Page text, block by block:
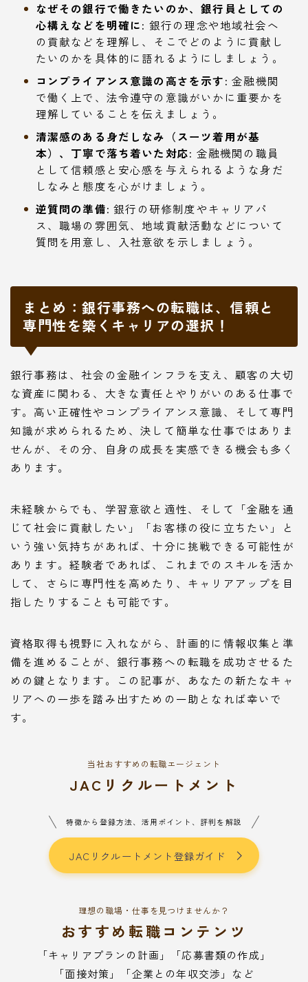
なぜその銀行で働きたいのか、銀行員としての
心構えなどを明確に: 銀行の理念や地域社会へ
の貢献などを理解し、そこでどのように貢献し
たいのかを具体的に語れるようにしましょう。
コンプライアンス意識の高さを示す: 金融機関
で働く上で、法令遵守の意識がいかに重要かを
理解していることを伝えましょう。
清潔感のある身だしなみ（スーツ着用が基
本）、丁寧で落ち着いた対応: 金融機関の職員
として信頼感と安心感を与えられるような身だ
しなみと態度を心がけましょう。
逆質問の準備: 銀行の研修制度やキャリアパ
ス、職場の雰囲気、地域貢献活動などについて
質問を用意し、入社意欲を示しましょう。
まとめ：銀行事務への転職は、信頼と
専門性を築くキャリアの選択！
銀行事務は、社会の金融インフラを支え、顧客の大切
な資産に関わる、大きな責任とやりがいのある仕事で
す。高い正確性やコンプライアンス意識、そして専門
知識が求められるため、決して簡単な仕事ではありま
せんが、その分、自身の成長を実感できる機会も多く
あります。
未経験からでも、学習意欲と適性、そして「金融を通
じて社会に貢献したい」「お客様の役に立ちたい」と
いう強い気持ちがあれば、十分に挑戦できる可能性が
あります。経験者であれば、これまでのスキルを活か
して、さらに専門性を高めたり、キャリアアップを目
指したりすることも可能です。
資格取得も視野に入れながら、計画的に情報収集と準
備を進めることが、銀行事務への転職を成功させるた
めの鍵となります。この記事が、あなたの新たなキャ
リアへの一歩を踏み出すための一助となれば幸いで
す。
当社おすすめの転職エージェント
JACリクルートメント
特徴から登録方法、活用ポイント、評判を解説
JACリクルートメント登録ガイド
理想の職場・仕事を見つけませんか？
おすすめ転職コンテンツ
「キャリアプランの計画」「応募書類の作成」
「面接対策」「企業との年収交渉」など